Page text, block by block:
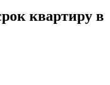
квартиру в